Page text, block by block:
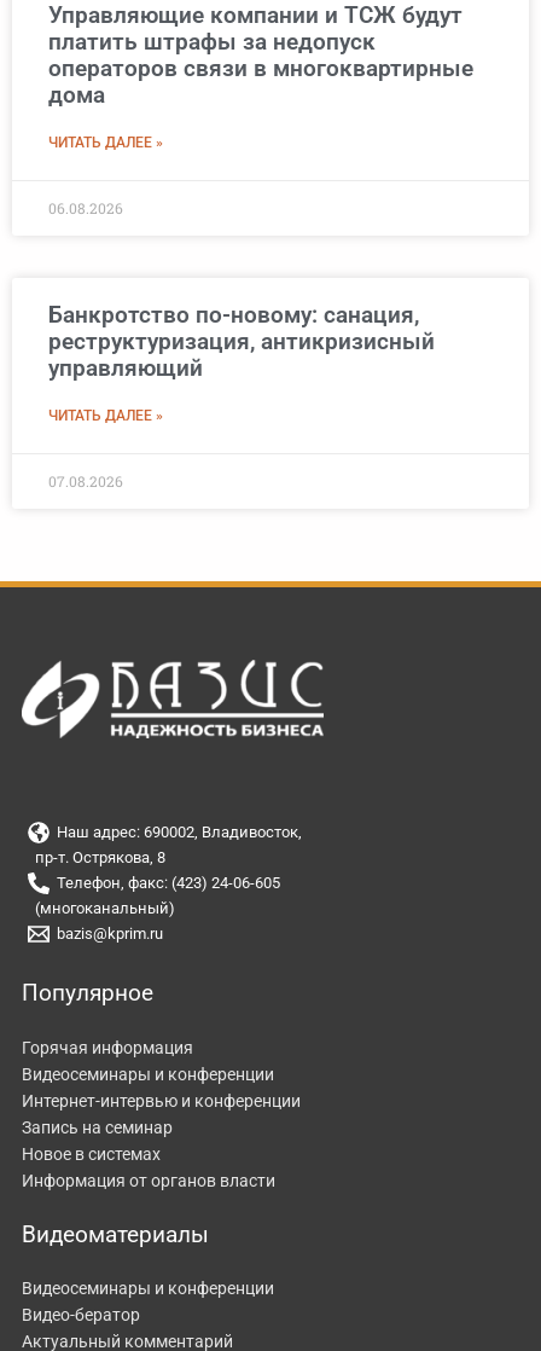
Управляющие компании и ТСЖ будут
платить штрафы за недопуск
операторов связи в многоквартирные
дома
ЧИТАТЬ ДАЛЕЕ »
06.08.2026
Банкротство по-новому: санация,
реструктуризация, антикризисный
управляющий
ЧИТАТЬ ДАЛЕЕ »
07.08.2026
Наш адрес: 690002, Владивосток,
пр-т. Острякова, 8
Телефон, факс: (423) 24-06-605
(многоканальный)
bazis@kprim.ru
Популярное
Горячая информация
Видеосеминары и конференции
Интернет-интервью и конференции
Запись на семинар
Новое в системах
Информация от органов власти
Видеоматериалы
Видеосеминары и конференции
Видео-бератор
Актуальный комментарий